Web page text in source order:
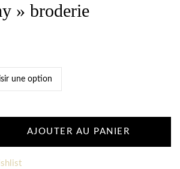
» broderie
AJOUTER AU PANIER